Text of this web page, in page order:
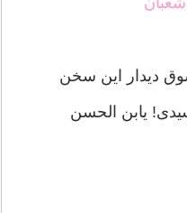
دیدار این سخن
یابن الحسن